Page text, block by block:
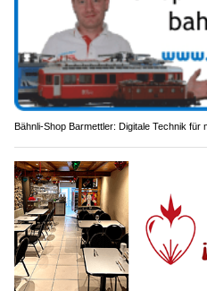
Bähnli-Shop Barmettler: Digitale Technik für